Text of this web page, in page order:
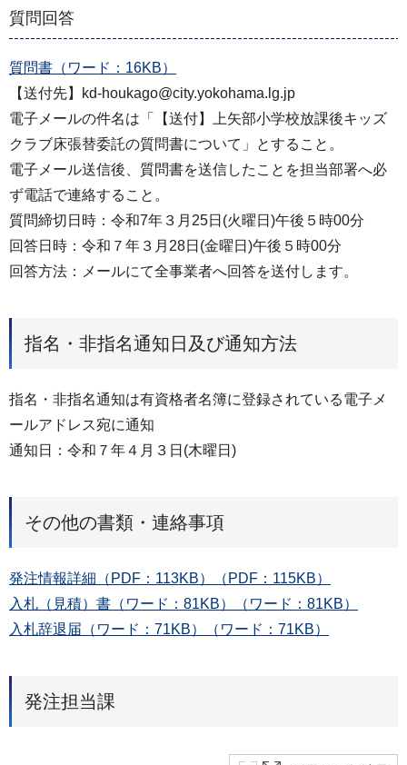
質問回答
質問書（ワード：16KB）
【送付先】kd-houkago@city.yokohama.lg.jp
電子メールの件名は「【送付】上矢部小学校放課後キッズ
クラブ床張替委託の質問書について」とすること。
電子メール送信後、質問書を送信したことを担当部署へ必
ず電話で連絡すること。
質問締切日時：令和7年３月25日(火曜日)午後５時00分
回答日時：令和７年３月28日(金曜日)午後５時00分
回答方法：メールにて全事業者へ回答を送付します。
指名・非指名通知日及び通知方法
指名・非指名通知は有資格者名簿に登録されている電子メ
ールアドレス宛に通知
通知日：令和７年４月３日(木曜日)
その他の書類・連絡事項
発注情報詳細（PDF：113KB）（PDF：115KB）
入札（見積）書（ワード：81KB）（ワード：81KB）
入札辞退届（ワード：71KB）（ワード：71KB）
発注担当課